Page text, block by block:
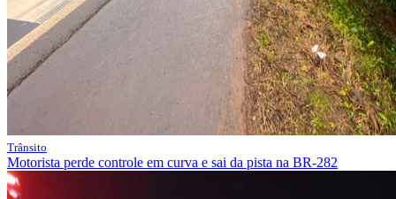
Trânsito
Motorista perde controle em curva e sai da pista na BR-282